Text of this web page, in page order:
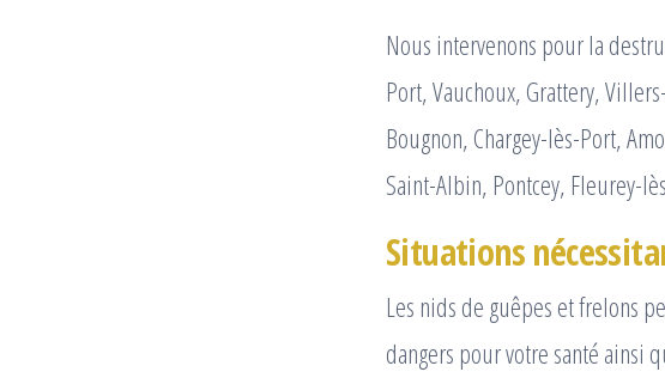
Nous intervenons pour la
Port, Vauchoux, Grattery,
Bougnon, Chargey-lès-Port,
Saint-Albin, Pontcey, Fleurey-
Situations
Les nids de guêpes et frelons
dangers pour votre santé ainsi